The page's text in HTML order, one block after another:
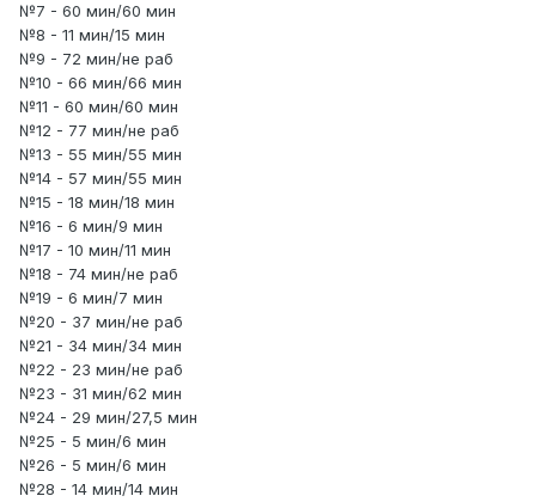
№7 - 60 мин/60 мин
№8 - 11 мин/15 мин
№9 - 72 мин/не раб
№10 - 66 мин/66 мин
№11 - 60 мин/60 мин
№12 - 77 мин/не раб
№13 - 55 мин/55 мин
№14 - 57 мин/55 мин
№15 - 18 мин/18 мин
№16 - 6 мин/9 мин
№17 - 10 мин/11 мин
№18 - 74 мин/не раб
№19 - 6 мин/7 мин
№20 - 37 мин/не раб
№21 - 34 мин/34 мин
№22 - 23 мин/не раб
№23 - 31 мин/62 мин
№24 - 29 мин/27,5 мин
№25 - 5 мин/6 мин
№26 - 5 мин/6 мин
№28 - 14 мин/14 мин